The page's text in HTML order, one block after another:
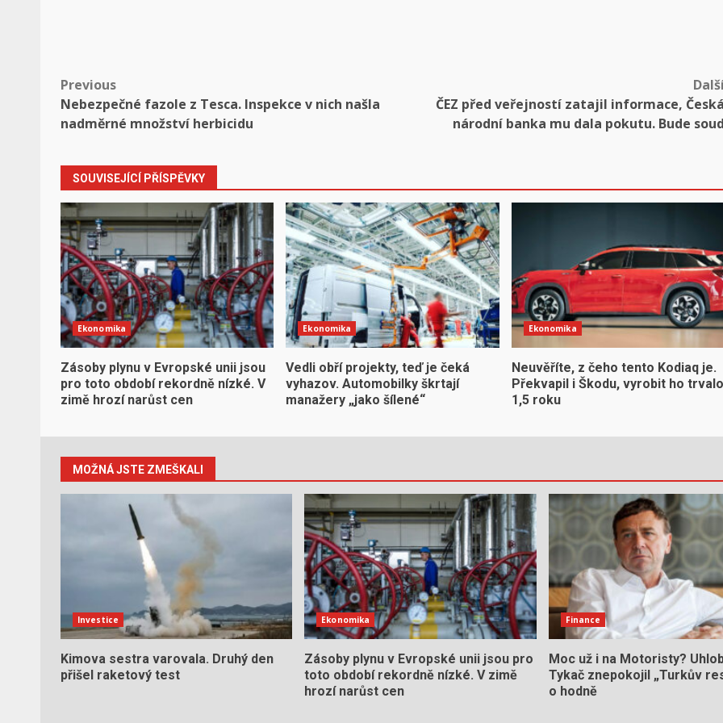
Post
navigation
Previous
Nebezpečné fazole z Tesca. Inspekce v nich našla
nadměrné množství herbicidu
ČEZ před veřejností zatajil informace, Česká
národní banka mu dala pokutu. Bude soud
SOUVISEJÍCÍ PŘÍSPĚVKY
Ekonomika
Zásoby plynu v Evropské unii jsou
pro toto období rekordně nízké. V
zimě hrozí narůst cen
Ekonomika
Vedli obří projekty, teď je čeká
vyhazov. Automobilky škrtají
manažery „jako šílené“
Ekonomika
Neuvěříte, z čeho tento Kodiaq je.
Překvapil i Škodu, vyrobit ho trvalo
1,5 roku
MOŽNÁ JSTE ZMEŠKALI
Investice
Kimova sestra varovala. Druhý den
přišel raketový test
Ekonomika
Zásoby plynu v Evropské unii jsou pro
toto období rekordně nízké. V zimě
hrozí narůst cen
Finance
Moc už i na Motoristy?
Tykač znepokojil „Turkův
o hodně